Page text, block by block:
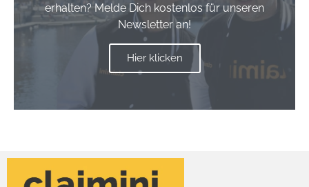
erhalten? Melde Dich kostenlos für unseren
Newsletter an!
Hier klicken